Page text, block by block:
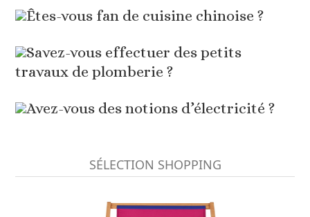
Êtes-vous fan de cuisine chinoise ?
Savez-vous effectuer des petits
travaux de plomberie ?
Avez-vous des notions d’électricité ?
SÉLECTION SHOPPING